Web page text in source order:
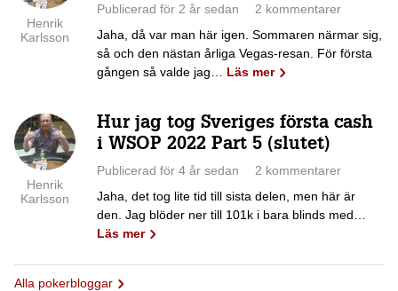
Henrik
Karlsson
Publicerad för 2 år sedan
2 kommentarer
Jaha, då var man här igen. Sommaren närmar sig,
så och den nästan årliga Vegas-resan. För första
gången så valde jag… Läs mer
Henrik
Karlsson
Hur jag tog Sveriges första cash
i WSOP 2022 Part 5 (slutet)
Publicerad för 4 år sedan
2 kommentarer
Jaha, det tog lite tid till sista delen, men här är
den. Jag blöder ner till 101k i bara blinds med…
Läs mer
Alla pokerbloggar